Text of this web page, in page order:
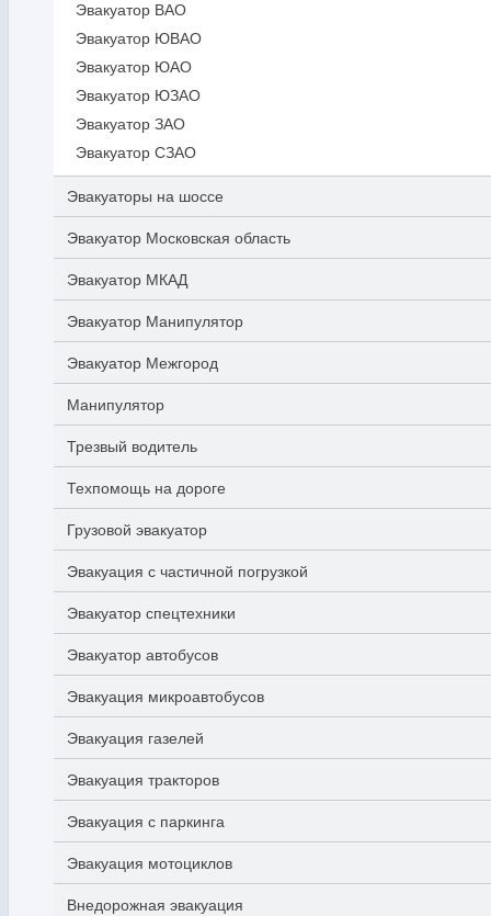
Эвакуатор ВАО
Эвакуатор ЮВАО
Эвакуатор ЮАО
Эвакуатор ЮЗАО
Эвакуатор ЗАО
Эвакуатор СЗАО
Эвакуаторы на шоссе
Эвакуатор Московская область
Эвакуатор МКАД
Эвакуатор Манипулятор
Эвакуатор Межгород
Манипулятор
Трезвый водитель
Техпомощь на дороге
Грузовой эвакуатор
Эвакуация с частичной погрузкой
Эвакуатор спецтехники
Эвакуатор автобусов
Эвакуация микроавтобусов
Эвакуация газелей
Эвакуация тракторов
Эвакуация с паркинга
Эвакуация мотоциклов
Внедорожная эвакуация